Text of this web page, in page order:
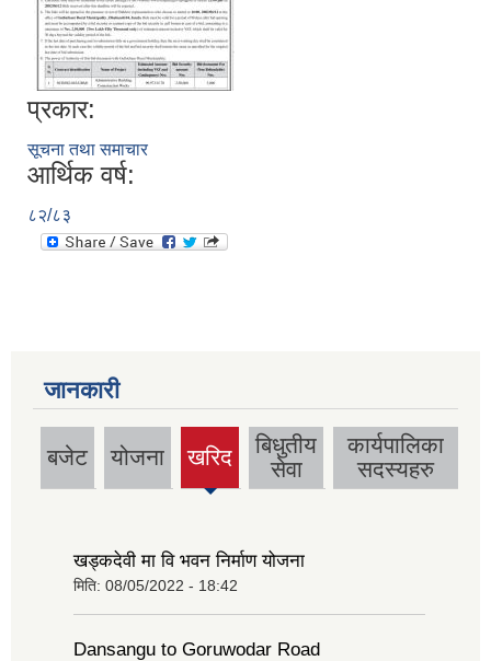
प्रकार:
सूचना तथा समाचार
आर्थिक वर्ष:
८२/८३
जानकारी
बजेट योजना खरिद
(active
tab)
बिधुतीय
सेवा
कार्यपालिका
सदस्यहरु
खड्कदेवी मा वि भवन निर्माण योजना
मिति: 08/05/2022 - 18:42
Dansangu to Goruwodar Road